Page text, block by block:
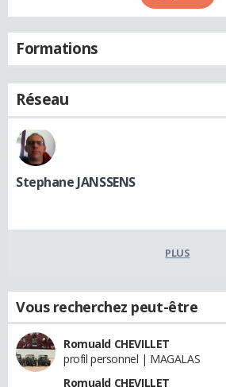
Formations
Réseau
Stephane JANSSENS
PLUS
Vous recherchez peut-être
Romuald CHEVILLET
profil personnel | MAGALAS
Romuald CHEVILLET